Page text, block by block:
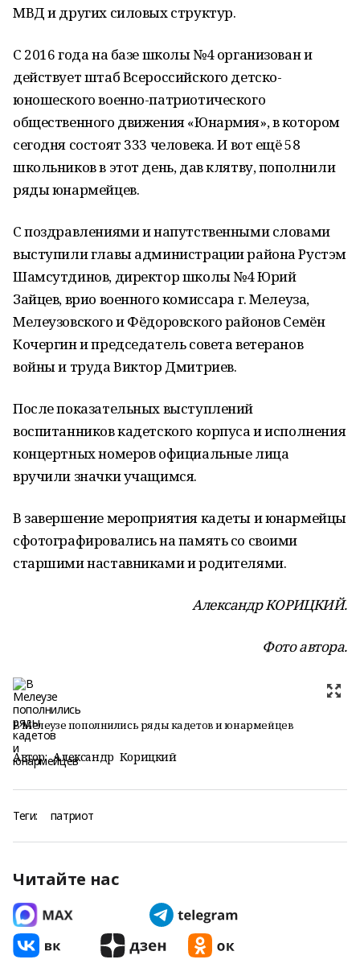
МВД и других силовых структур.
С 2016 года на базе школы №4 организован и
действует штаб Всероссийского детско-
юношеского военно-патриотического
общественного движения «Юнармия», в котором
сегодня состоят 333 человека. И вот ещё 58
школьников в этот день, дав клятву, пополнили
ряды юнармейцев.
С поздравлениями и напутственными словами
выступили главы администрации района Рустэм
Шамсутдинов, директор школы №4 Юрий
Зайцев, врио военного комиссара г. Мелеуза,
Мелеузовского и Фёдоровского районов Семён
Кочергин и председатель совета ветеранов
войны и труда Виктор Дмитриев.
После показательных выступлений
воспитанников кадетского корпуса и исполнения
концертных номеров официальные лица
вручили значки учащимся.
В завершение мероприятия кадеты и юнармейцы
сфотографировались на память со своими
старшими наставниками и родителями.
Александр КОРИЦКИЙ.
Фото автора.
В Мелеузе пополнились ряды кадетов и юнармейцев
Автор: Александр Корицкий
Теги: патриот
Читайте нас